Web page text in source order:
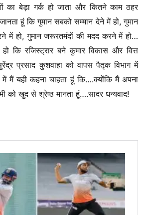
का बेड़ा गर्क हो जाता और कितने काम ठहर
हूं कि गुमान सबको सम्मान देने में हो, गुमान
में हो, गुमान जरूरतमंदों की मदद करने में हो…
कि रजिस्ट्रार बने कुमार विकास और वित्त
प्रसाद कुशवाहा को वापस पैतृक विभाग में
मैं यही कहना चाहता हूं कि….क्योंकि मैं अपना
को खुद से श्रेष्ठ मानता हूं….सादर धन्यवाद!